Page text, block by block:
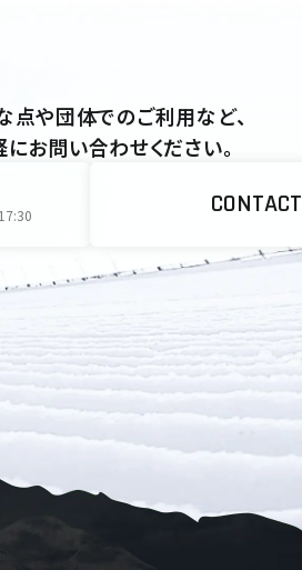
点や団体でのご利用など、
にお問い合わせください。
CONTACT